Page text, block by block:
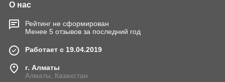
О нас
Рейтинг не сформирован
Менее 5 отзывов за последний год
Работает с 19.04.2019
г. Алматы
Алматы, Казахстан